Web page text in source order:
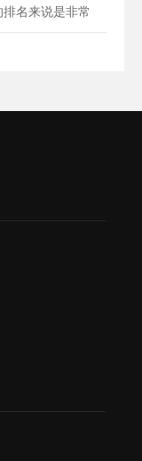
名来说是非常